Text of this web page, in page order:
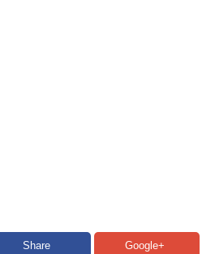
Share Google+